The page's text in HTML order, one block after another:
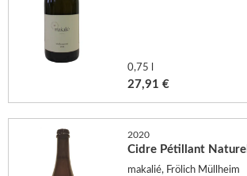
0,75 l
27,91 €
2020
Cidre Pétillant Naturel
makalié, Frölich Müllheim